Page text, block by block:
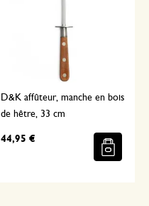
D&K affûteur, manche en bois
de hêtre, 33 cm
44,95 €